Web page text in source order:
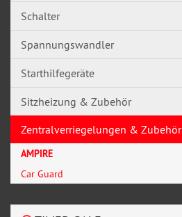
Schalter
Spannungswandler
Starthilfegeräte
Sitzheizung & Zubehör
Zentralverriegelungen & Zubehör
AMPIRE
Car Guard